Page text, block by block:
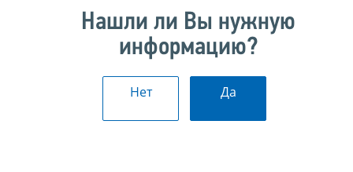
Нашли ли Вы нужную
информацию?
Нет Да